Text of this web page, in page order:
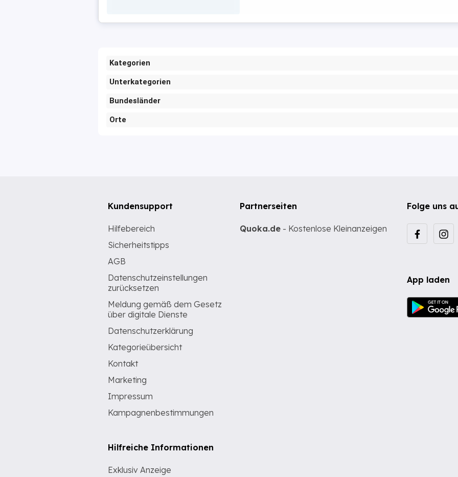
Kategorien
Unterkategorien
Bundesländer
Orte
Folge uns
App laden
Kundensupport
Hilfebereich
Sicherheitstipps
AGB
Datenschutzeinstellungen
zurücksetzen
Meldung gemäß dem Gesetz
über digitale Dienste
Datenschutzerklärung
Kategorieübersicht
Kontakt
Marketing
Impressum
Kampagnenbestimmungen
Hilfreiche Informationen
Exklusiv Anzeige
Partnerseiten
Quoka.de - Kostenlose Kleinanzeigen